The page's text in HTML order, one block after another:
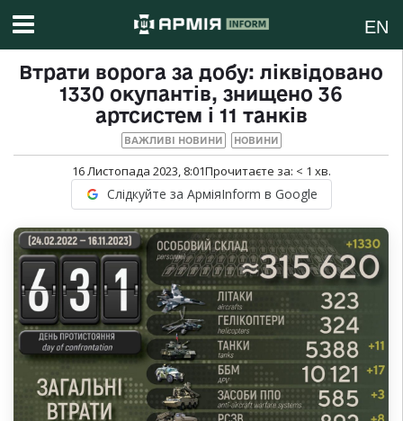
EN
Втрати ворога за добу: ліквідовано
1330 окупантів, знищено 36
артсистем і 11 танків
ВАЖЛИВІ НОВИНИ НОВИНИ
16 Листопада 2023, 8:01Прочитаєте за: < 1 хв.
Слідкуйте за АрміяInform в Google